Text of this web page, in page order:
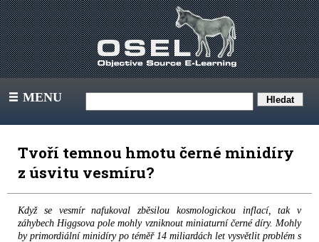
III MENU
Tvoří temnou hmotu černé minidíry
z úsvitu vesmíru?
Když se vesmír nafukoval zběsilou kosmologickou inflací, tak v
záhybech Higgsova pole mohly vzniknout miniaturní černé díry. Mohly
by primordiální minidíry po téměř 14 miliardách let vysvětlit problém s